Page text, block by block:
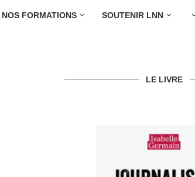
NOS FORMATIONS SOUTENIR LNN
LE LIVRE